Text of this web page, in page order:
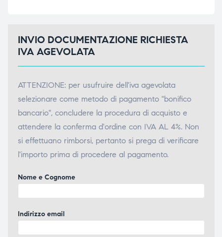
INVIO DOCUMENTAZIONE RICHIESTA
IVA AGEVOLATA
ATTENZIONE: per usufruire dell'iva agevolata
selezionare come metodo di pagamento "bonifico
bancario", concludere la procedura di acquisto e
attendere la conferma d'ordine con IVA AL 4%. Non
si effettuano rimborsi, pertanto si prega di verificare
l'importo prima di procedere al pagamento.
Nome e Cognome
Indirizzo email